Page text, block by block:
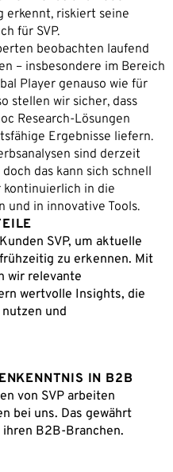
agieren können, statt
Produktmanagement
die Ansätze für die
bieten.
von Innovationen.
auf Veränderungen
oder der Eingebung
ist damit eine breite
riskiert seine
für SVP.
beobachten laufend
– insbesondere im Bereich
Player genauso wie für
stellen wir sicher, dass
Research-Lösungen
Ergebnisse liefern.
sind derzeit
das kann sich schnell
kontinuierlich in die
und in innovative Tools.
SVP, um aktuelle
zu erkennen. Mit
wir relevante
wertvolle Insights, die
und
IN B2B
von SVP arbeiten
bei uns. Das gewährt
B2B-Branchen.